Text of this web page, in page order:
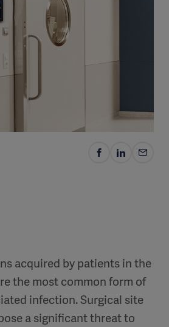
acquired by patients in the
the most common form of
infection. Surgical site
a significant threat to